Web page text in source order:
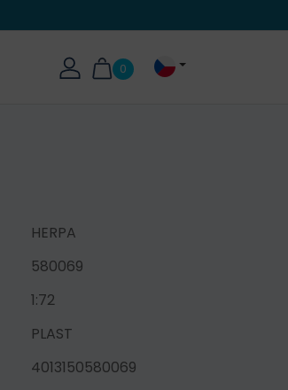
0
HERPA
580069
1:72
PLAST
4013150580069